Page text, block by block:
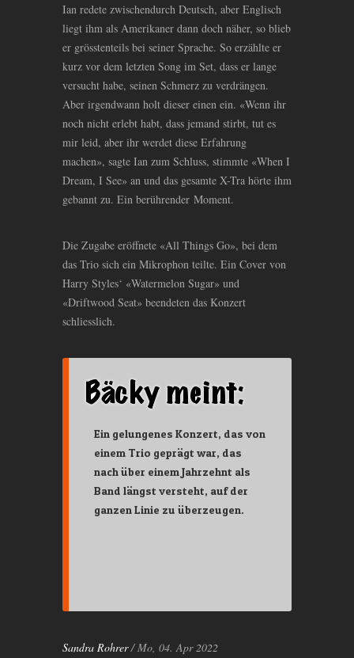
Ian redete zwischendurch Deutsch, aber Englisch
liegt ihm als Amerikaner dann doch näher, so blieb
er grösstenteils bei seiner Sprache. So erzählte er
kurz vor dem letzten Song im Set, dass er lange
versucht habe, seinen Schmerz zu verdrängen.
Aber irgendwann holt dieser einen ein. «Wenn ihr
noch nicht erlebt habt, dass jemand stirbt, tut es
mir leid, aber ihr werdet diese Erfahrung
machen», sagte Ian zum Schluss, stimmte «When I
Dream, I See» an und das gesamte X-Tra hörte ihm
gebannt zu. Ein berührender Moment.
Die Zugabe eröffnete «All Things Go», bei dem
das Trio sich ein Mikrophon teilte. Ein Cover von
Harry Styles‘ «Watermelon Sugar» und
«Driftwood Seat» beendeten das Konzert
schliesslich.
Ein gelungenes Konzert, das von
einem Trio geprägt war, das
nach über einem Jahrzehnt als
Band längst versteht, auf der
ganzen Linie zu überzeugen.
Sandra Rohrer/ Mo, 04. Apr 2022